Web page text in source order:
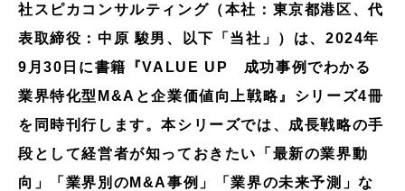
社スピカコンサルティング（本社：東京都港区、代
表取締役：中原 駿男、以下「当社」）は、2024年
9月30日に書籍『VALUE UP 成功事例でわかる
業界特化型M&Aと企業価値向上戦略』シリーズ4冊
を同時刊行します。本シリーズでは、成長戦略の手
段として経営者が知っておきたい「最新の業界動
向」「業界別のM&A事例」「業界の未来予測」な